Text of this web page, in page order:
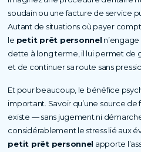
soudain ou une facture de service
Autant de situations où payer
le petit prêt personnel
dette à long terme, il lui permet de
et de continuer sa route sans
Et pour beaucoup, le bénéfice
important. Savoir qu’une source
existe — sans jugement ni
considérablement le stress lié aux
petit prêt personnel apporte